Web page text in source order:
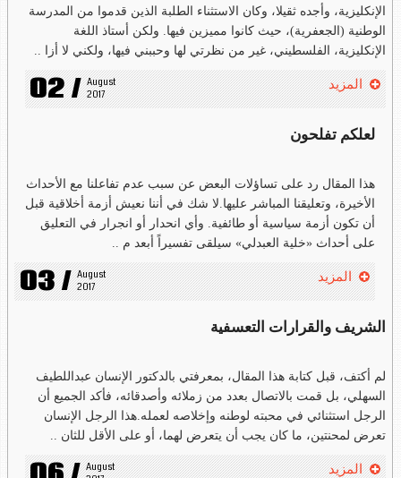
الإنكليزية، وأجده ثقيلا، وكان الاستثناء الطلبة الذين قدموا من المدرسة
الوطنية (الجعفرية)، حيث كانوا مميزين فيها. ولكن أستاذ اللغة
الإنكليزية، الفلسطيني، غير من نظرتي لها وحببني فيها، ولكني لا أزا ..
02 / August
2017
المزيد
لعلكم تفلحون
هذا المقال رد على تساؤلات البعض عن سبب عدم تفاعلنا مع الأحداث
الأخيرة، وتعليقنا المباشر عليها.لا شك في أننا نعيش أزمة أخلاقية قبل
أن تكون أزمة سياسية أو طائفية. وأي انحدار أو انجرار في التعليق
على أحداث «خلية العبدلي» سيلقى تفسيراً أبعد م ..
03 / August
2017
المزيد
الشريف والقرارات التعسفية
لم أكتف، قبل كتابة هذا المقال، بمعرفتي بالدكتور الإنسان عبداللطيف
السهلي، بل قمت بالاتصال بعدد من زملائه وأصدقائه، فأكد الجميع أن
الرجل استثنائي في محبته لوطنه وإخلاصه لعمله.هذا الرجل الإنسان
تعرض لمحنتين، ما كان يجب أن يتعرض لهما، أو على الأقل للثان ..
August
المزيد